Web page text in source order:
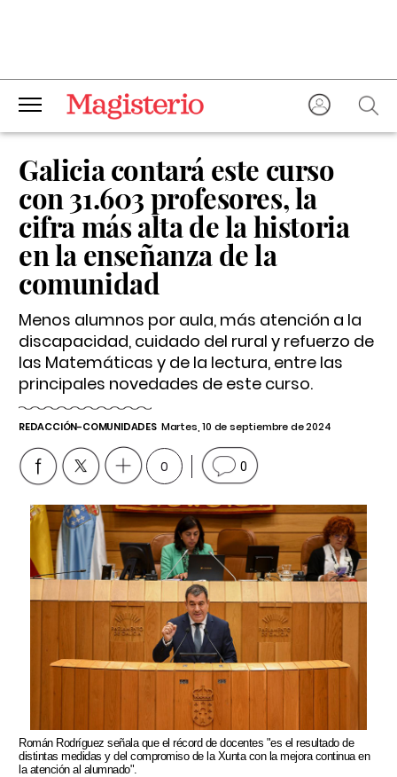
Galicia contará este curso
con 31.603 profesores, la
cifra más alta de la historia
en la enseñanza de la
comunidad
Menos alumnos por aula, más atención a la
discapacidad, cuidado del rural y refuerzo de
las Matemáticas y de la lectura, entre las
principales novedades de este curso.
REDACCIÓN-COMUNIDADES Martes, 10 de septiembre de 2024
0 0
Román Rodríguez señala que el récord de docentes "es el resultado de
distintas medidas y del compromiso de la Xunta con la mejora continua en
la atención al alumnado".